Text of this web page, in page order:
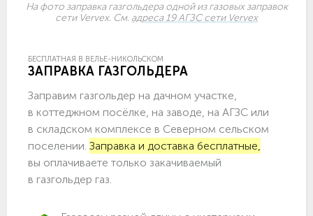
На фото заправка газгольдера одной из газовых заправок
сети Vervex. См. адреса 19 АГЗС сети Vervex
БЕСПЛАТНАЯ В ВЕЛЬЕ-НИКОЛЬСКОМ
ЗАПРАВКА ГАЗГОЛЬДЕРА
Заправим газгольдер на дачном участке,
в коттеджном посёлке, на заводе, на АГЗС или
в складском комплексе в Северном сельском
поселении. Заправка и доставка бесплатные,
вы оплачиваете только закачиваемый
в газгольдер газ.